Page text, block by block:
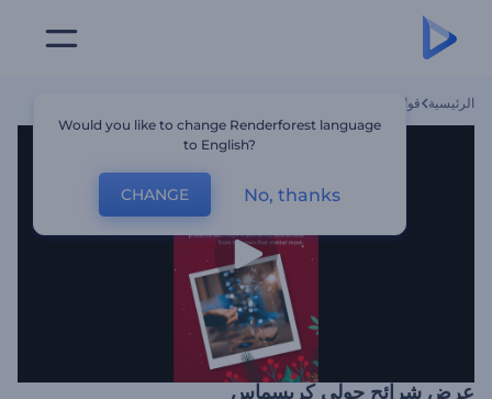
الرئيسية قوالب
عرض شرائح جولي كريسماس
Would you like to change Renderforest language
to English?
CHANGE No, thanks